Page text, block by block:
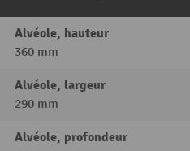
Alvéole, hauteur
360 mm
Alvéole, largeur
290 mm
Alvéole, profondeur